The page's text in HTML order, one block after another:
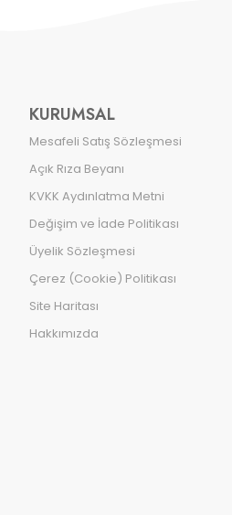
KURUMSAL
Mesafeli Satış Sözleşmesi
Açık Rıza Beyanı
KVKK Aydınlatma Metni
Değişim ve İade Politikası
Üyelik Sözleşmesi
Çerez (Cookie) Politikası
Site Haritası
Hakkımızda